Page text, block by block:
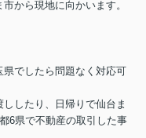
から現地に向かいます。
でしたら問題なく対応可
ししたり、日帰りで仙台ま
6県で不動産の取引した事